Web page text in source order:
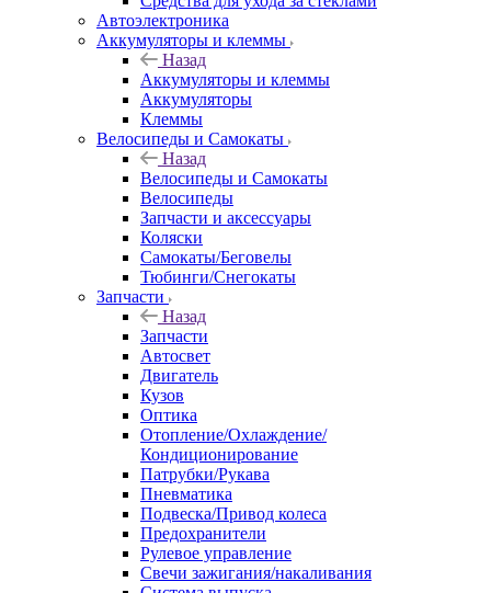
Автоэлектроника
Аккумуляторы и клеммы
Назад
Аккумуляторы и клеммы
Аккумуляторы
Клеммы
Велосипеды и Самокаты
Назад
Велосипеды и Самокаты
Велосипеды
Запчасти и аксессуары
Коляски
Самокаты/Беговелы
Тюбинги/Снегокаты
Запчасти
Назад
Запчасти
Автосвет
Двигатель
Кузов
Оптика
Отопление/Охлаждение/
Кондиционирование
Патрубки/Рукава
Пневматика
Подвеска/Привод колеса
Предохранители
Рулевое управление
Свечи зажигания/накаливания